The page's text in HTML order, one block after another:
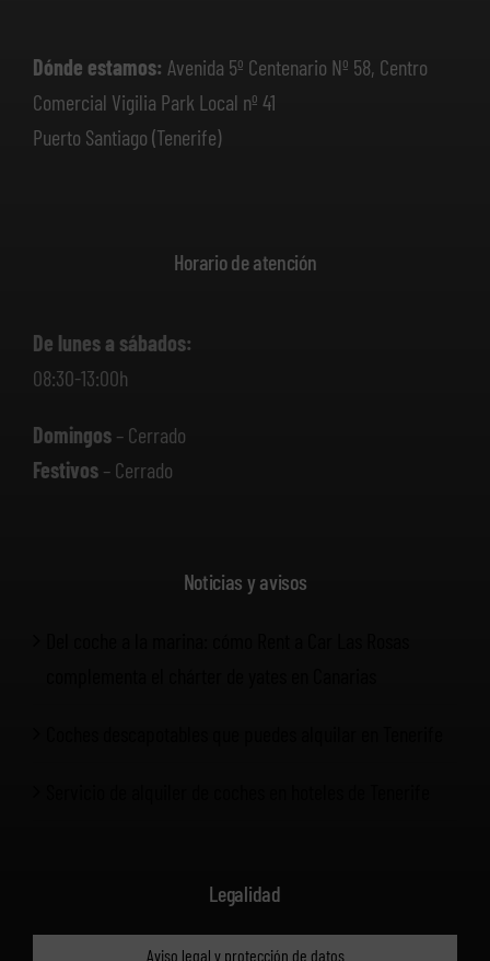
Dónde estamos: Avenida 5º Centenario Nº 58, Centro
Comercial Vigilia Park Local nº 41
Puerto Santiago (Tenerife)
Horario de atención
De lunes a sábados:
08:30-13:00h
Domingos– Cerrado
Festivos– Cerrado
Noticias y avisos
Legalidad
Aviso legal y protección de datos